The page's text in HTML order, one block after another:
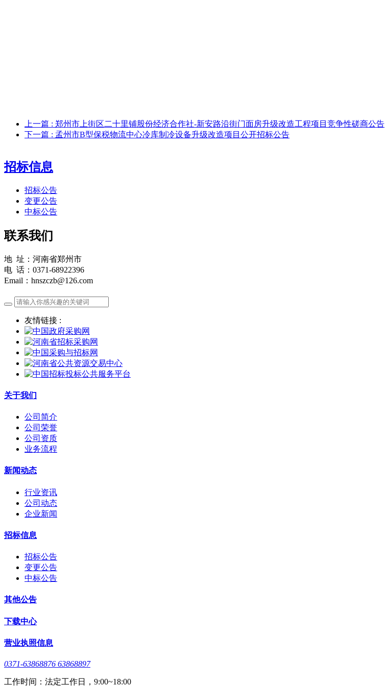
上一篇 : 郑州市上街区二十里铺股份经济合作社-新安路沿街门面房升级改造工程项目竞争性磋商公告
下一篇 : 孟州市B型保税物流中心冷库制冷设备升级改造项目公开招标公告
招标信息
招标公告
变更公告
中标公告
联系我们
地 址：河南省郑州市
电 话：0371-68922396
Email：hnszczb@126.com
友情链接 :
关于我们
公司简介
公司荣誉
公司资质
业务流程
新闻动态
行业资讯
公司动态
企业新闻
招标信息
招标公告
变更公告
中标公告
其他公告
下载中心
营业执照信息
0371-63868876 63868897
工作时间：法定工作日，9:00~18:00